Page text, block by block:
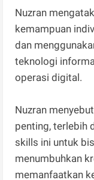
Nuzran
kemampuan
dan
teknologi
operasi digital.
Nuzran
penting, terlebih
skills ini untuk
menumbuhkan
memanfaatkan